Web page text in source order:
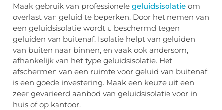
Maak gebruik van professionele geluidsisolatie om
overlast van geluid te beperken. Door het nemen van
een geluidsisolatie wordt u beschermd tegen
geluiden van buitenaf. Isolatie helpt van geluiden
van buiten naar binnen, en vaak ook andersom,
afhankelijk van het type geluidsisolatie. Het
afschermen van een ruimte voor geluid van buitenaf
is een goede investering. Maak een keuze uit een
zeer gevarieerd aanbod van geluidsisolatie voor in
huis of op kantoor.